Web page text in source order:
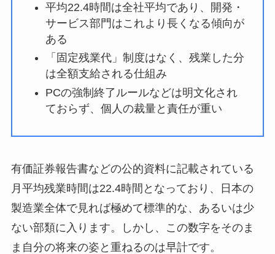
平均22.4時間は全社平均であり、開発・
サービス部門はこれより長くなる傾向が
ある
「固定残業代」制度はなく、残業した分
は全額支給される仕組み
PCの強制終了ルールなどは明文化され
ておらず、個人の裁量と責任が重い
有価証券報告書などの公的資料に記載されている
月平均残業時間は22.4時間となっており、日本の
製造業全体で見れば極めて標準的な、あるいは少
ない部類に入ります。しかし、この数字をそのま
ま自分の将来の姿と重ねるのは早計です。